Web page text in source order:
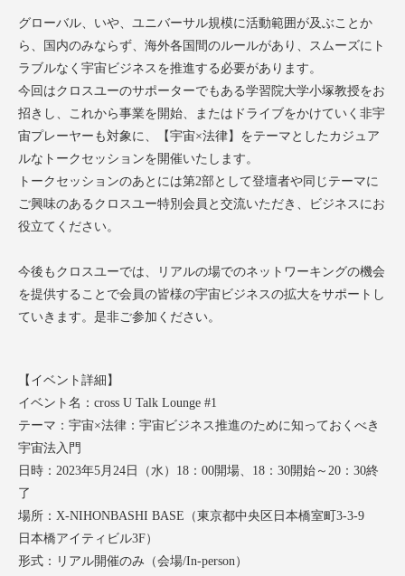
グローバル、いや、ユニバーサル規模に活動範囲が及ぶことか
ら、国内のみならず、海外各国間のルールがあり、スムーズにト
ラブルなく宇宙ビジネスを推進する必要があります。
今回はクロスユーのサポーターでもある学習院大学小塚教授をお
招きし、これから事業を開始、またはドライブをかけていく非宇
宙プレーヤーも対象に、【宇宙×法律】をテーマとしたカジュア
ルなトークセッションを開催いたします。
トークセッションのあとには第2部として登壇者や同じテーマに
ご興味のあるクロスユー特別会員と交流いただき、ビジネスにお
役立てください。
今後もクロスユーでは、リアルの場でのネットワーキングの機会
を提供することで会員の皆様の宇宙ビジネスの拡大をサポートし
ていきます。是非ご参加ください。
【イベント詳細】
イベント名：cross U Talk Lounge #1
テーマ：宇宙×法律：宇宙ビジネス推進のために知っておくべき
宇宙法入門
日時：2023年5月24日（水）18：00開場、18：30開始～20：30終
了
場所：X-NIHONBASHI BASE（東京都中央区⽇本橋室町3-3-9
日本橋アイティビル3F）
形式：リアル開催のみ（会場/In-person）